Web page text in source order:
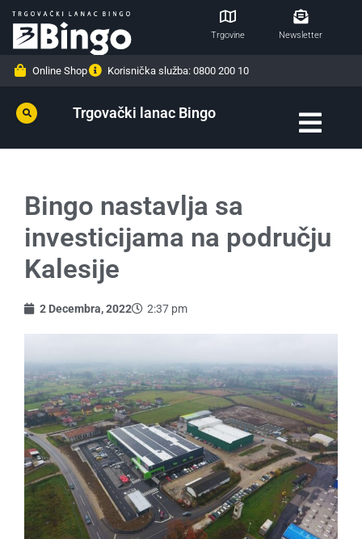
Trgovine Newsletter
Online Shop Korisnička služba: 0800 200 10
Trgovački lanac Bingo
Bingo nastavlja sa
investicijama na području
Kalesije
2 Decembra, 2022 2:37 pm